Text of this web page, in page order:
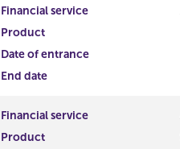
Financial service
Product
Date of entrance
End date
Financial service
Product